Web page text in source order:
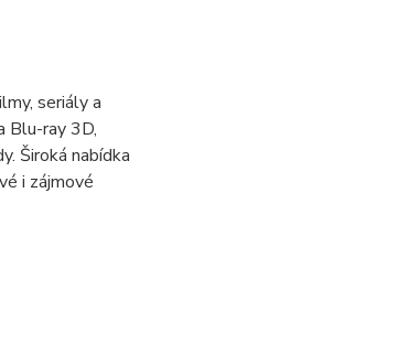
seriály a
Blu-ray 3D,
Široká nabídka
i zájmové